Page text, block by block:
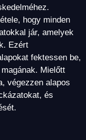
hogy minden
jár, amelyek
Ezért
fektessen be,
Mielőtt
végezzen alapos
és